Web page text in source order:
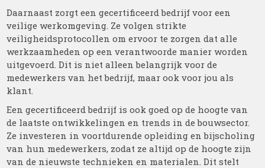
Daarnaast zorgt een gecertificeerd bedrijf voor een
veilige werkomgeving. Ze volgen strikte
veiligheidsprotocollen om ervoor te zorgen dat alle
werkzaamheden op een verantwoorde manier worden
uitgevoerd. Dit is niet alleen belangrijk voor de
medewerkers van het bedrijf, maar ook voor jou als
klant.
Een gecertificeerd bedrijf is ook goed op de hoogte van
de laatste ontwikkelingen en trends in de bouwsector.
Ze investeren in voortdurende opleiding en bijscholing
van hun medewerkers, zodat ze altijd op de hoogte zijn
van de nieuwste technieken en materialen. Dit stelt